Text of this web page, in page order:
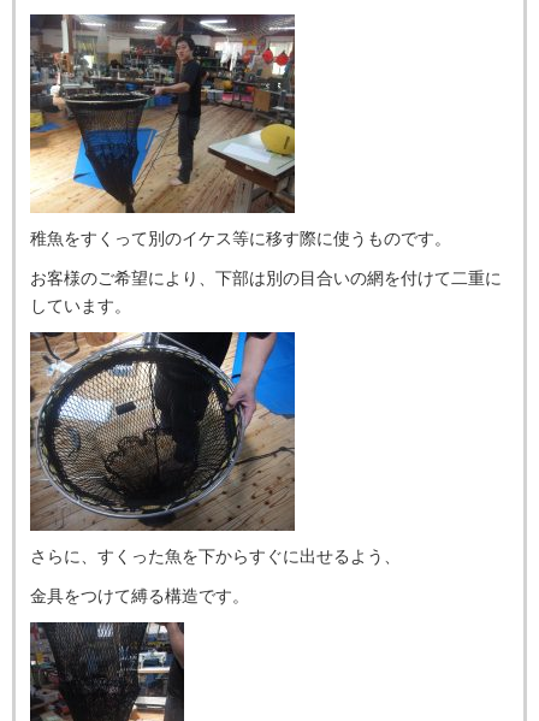
稚魚をすくって別のイケス等に移す際に使うものです。
お客様のご希望により、下部は別の目合いの網を付けて二重に
しています。
さらに、すくった魚を下からすぐに出せるよう、
金具をつけて縛る構造です。